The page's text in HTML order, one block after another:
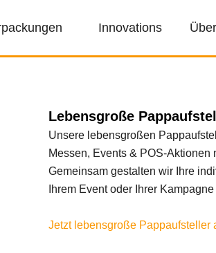
Innovations
Lebensgroße
Unsere lebensgroßen
Messen, Events & POS-Aktionen
Gemeinsam gestalten wir Ihre
Ihrem Event oder Ihrer
Jetzt lebensgroße Pappaufsteller